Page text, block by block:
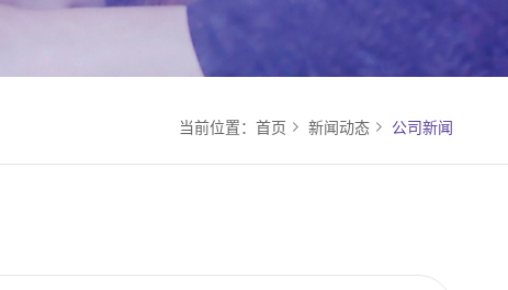
当前位置： 首页 新闻动态 公司新闻